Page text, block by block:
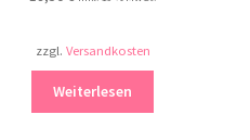
zzgl. Versandkosten
Weiterlesen